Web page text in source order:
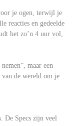
je ogen, terwijl je
reacties en gedeelde
het zo’n 4 uur vol,
maar een
de wereld om je
De Specs zijn veel